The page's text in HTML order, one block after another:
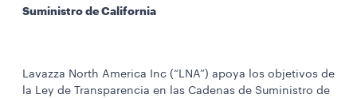
Suministro de California
Lavazza North America Inc (“LNA”) apoya los objetivos de
la Ley de Transparencia en las Cadenas de Suministro de